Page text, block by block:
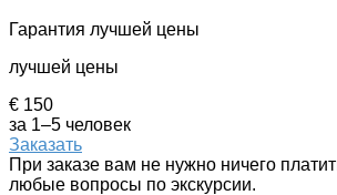
Гарантия лучшей цены
лучшей цены
€ 150
за 1–5 человек
Заказать
При заказе вам не нужно ничего
любые вопросы по экскурсии.